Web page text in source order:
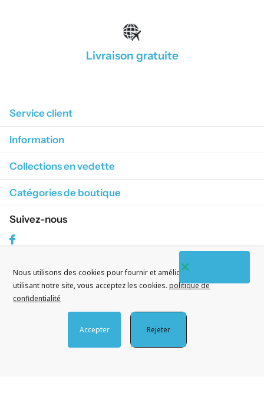
Livraison gratuite
Service client
Information
Collections en vedette
Catégories de boutique
Suivez-nous
S'abonner à nos courriels
©2026CityWatches.fr
Nous utilisons des cookies pour fournir et améliorer nos services. En
utilisant notre site, vous acceptez les cookies. politique de
confidentialité
Accepter Rejeter